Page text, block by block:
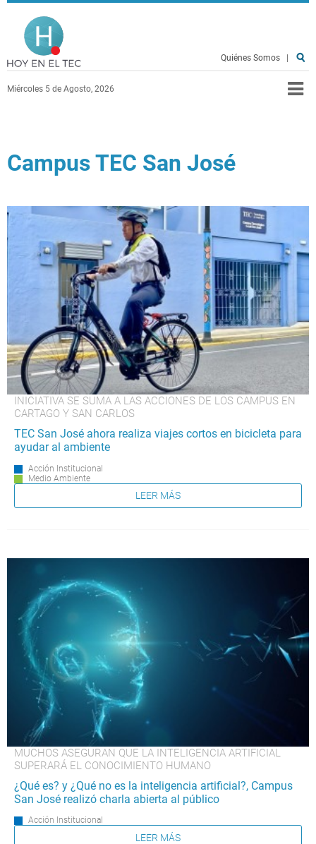
Pasar al contenido principal
Miércoles 5 de Agosto, 2026
Quiénes Somos
Campus TEC San José
INICIATIVA SE SUMA A LAS ACCIONES DE LOS CAMPUS EN
CARTAGO Y SAN CARLOS
TEC San José ahora realiza viajes cortos en bicicleta para
ayudar al ambiente
Acción Institucional
Medio Ambiente
LEER MÁS
MUCHOS ASEGURAN QUE LA INTELIGENCIA ARTIFICIAL
SUPERARÁ EL CONOCIMIENTO HUMANO
¿Qué es? y ¿Qué no es la inteligencia artificial?, Campus
San José realizó charla abierta al público
Acción Institucional
LEER MÁS